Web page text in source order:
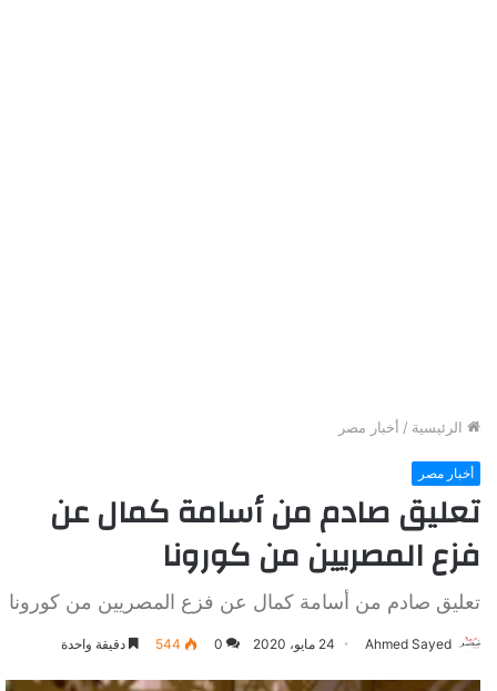
الرئيسية / أخبار مصر
أخبار مصر
تعليق صادم من أسامة كمال عن
فزع المصريين من كورونا
تعليق صادم من أسامة كمال عن فزع المصريين من كورونا
Ahmed Sayed 24 مايو، 2020 0
544 دقيقة واحدة